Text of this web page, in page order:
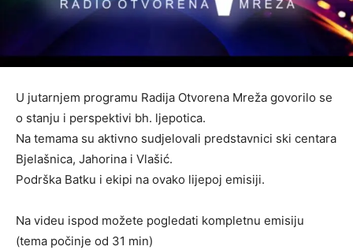
U jutarnjem programu Radija Otvorena Mreža govorilo se
o stanju i perspektivi bh. ljepotica.
Na temama su aktivno sudjelovali predstavnici ski centara
Bjelašnica, Jahorina i Vlašić.
Podrška Batku i ekipi na ovako lijepoj emisiji.
Na videu ispod možete pogledati kompletnu emisiju
(tema počinje od 31 min)